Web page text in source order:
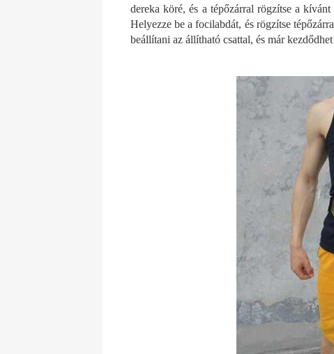
dereka köré, és a tépőzárral rögzítse a
Helyezze be a focilabdát, és rögzítse
beállítani az állítható csattal, és már kezdődhet